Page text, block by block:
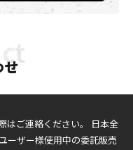
せ
ご連絡ください。
日本全
ーザー様使用中の委託販売